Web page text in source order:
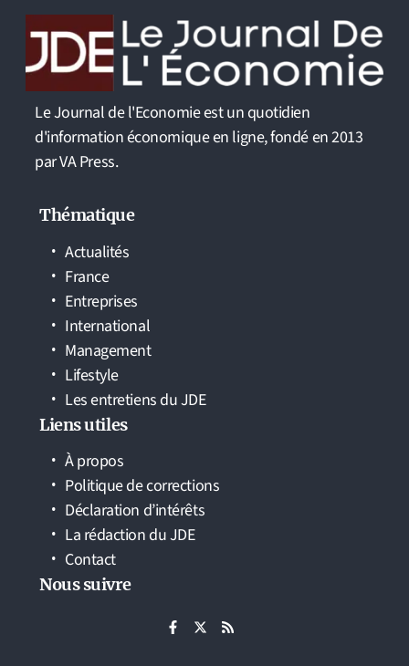
Le Journal de l'Economie est un quotidien
d'information économique en ligne, fondé en 2013
par VA Press.
Thématique
Actualités
France
Entreprises
International
Management
Lifestyle
Les entretiens du JDE
Liens utiles
À propos
Politique de corrections
Déclaration d’intérêts
La rédaction du JDE
Contact
Nous suivre